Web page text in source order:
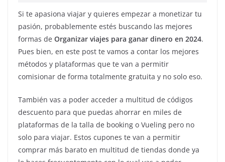
Si te apasiona viajar y quieres empezar a monetizar tu
pasión, probablemente estés buscando las mejores
formas de Organizar viajes para ganar dinero en 2024.
Pues bien, en este post te vamos a contar los mejores
métodos y plataformas que te van a permitir
comisionar de forma totalmente gratuita y no solo eso.
También vas a poder acceder a multitud de códigos
descuento para que puedas ahorrar en miles de
plataformas de la talla de booking o Vueling pero no
solo para viajar. Estos cupones te van a permitir
comprar más barato en multitud de tiendas donde ya